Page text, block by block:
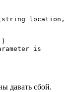
location,
давать сбой.